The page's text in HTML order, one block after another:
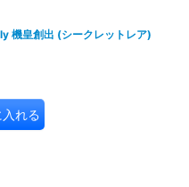
皇創出 (シークレットレア)
れる